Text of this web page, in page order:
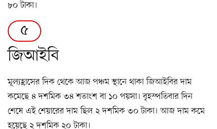
৮০ টাকা।
৫
জিআইবি
মূল্যহ্রাসের দিক থেকে আজ পঞ্চম স্থানে থাকা জিআইবির দাম
কমেছে ৪ দশমিক ৩৪ শতাংশ বা ১০ পয়সা। বৃহস্পতিবার দিন
শেষে এই শেয়ারের দাম ছিল ২ দশমিক ৩০ টাকা। আজ দাম কমে
হয়েছে ২ দশমিক ২০ টাকা।